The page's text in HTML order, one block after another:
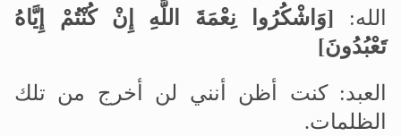
الله:
]وَاشْكُرُوا نِعْمَةَ اللَّهِ إِنْ كُنْتُمْ إِيَّاهُ
تَعْبُدُونَ[
العبد: كنت أظن أنني لن أخرج من تلك
الظلمات.